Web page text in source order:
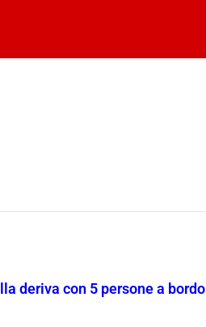
deriva con 5 persone a bordo